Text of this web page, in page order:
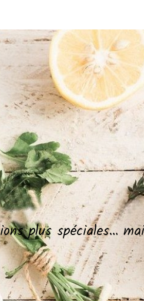
plus spéciales…